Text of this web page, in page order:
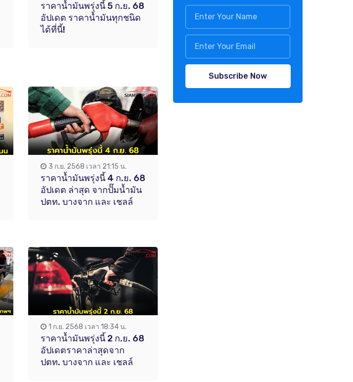
ราคาน้ำมันพรุ่งนี้ 5 ก.ย. 68
อัปเดต ราคาน้ำมันทุกชนิด
ได้ที่นี้!
3 ก.ย. 2568 เวลา 21:15 น.
ราคาน้ำมันพรุ่งนี้ 4 ก.ย. 68
อัปเดต ล่าสุด จากปั๊มน้ำมัน
ปตท. บางจาก และ เชลล์
1 ก.ย. 2568 เวลา 18:34 น.
ราคาน้ำมันพรุ่งนี้ 2 ก.ย. 68
อัปเดตราคาล่าสุดจาก
ปตท. บางจาก และ เชลล์
Subscribe Now